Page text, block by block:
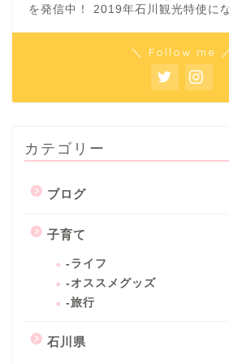
を発信中！ 2019年石川観光特使に
＼ Follow me
カテゴリー
ブログ
子育て
-ライフ
-オススメグッズ
-旅行
石川県